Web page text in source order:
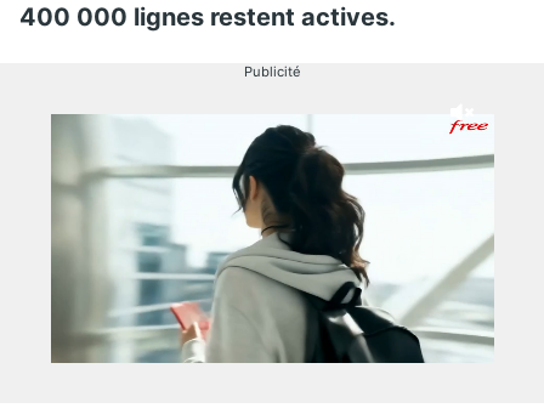
400 000 lignes restent actives.
Publicité